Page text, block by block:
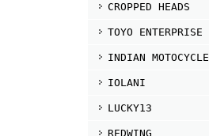
CROPPED HEADS
TOYO ENTERPRISE
INDIAN MOTOCYCLE
IOLANI
LUCKY13
REDWING